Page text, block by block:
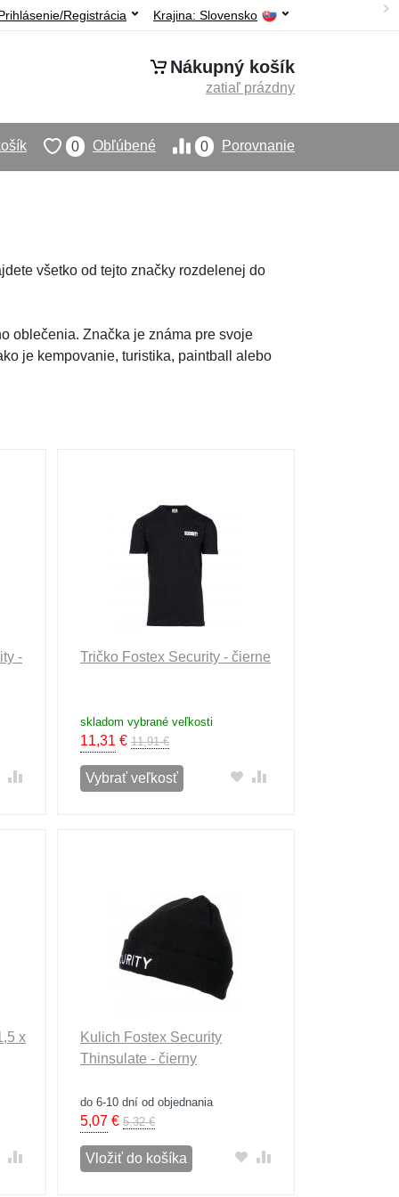
Krajina: Slovensko
Registrácia
Nákupný košík
zatiaľ prázdny
0 Porovnanie
0 Obľúbené
všetko od tejto značky rozdelenej do
oblečenia. Značka je známa pre svoje
je kempovanie, turistika, paintball alebo
- Tričko Fostex Security - čierne
skladom vybrané veľkosti
11,31 € 11,91 €
Vybrať veľkosť
x
Kulich Fostex Security
Thinsulate - čierny
do 6-10 dní od objednania
5,07€ 5,32 €
Vložiť do košíka